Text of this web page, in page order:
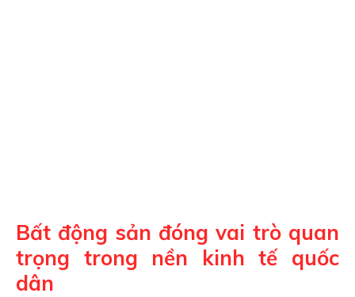
Bất động sản đóng vai trò quan
trọng trong nền kinh tế quốc
dân